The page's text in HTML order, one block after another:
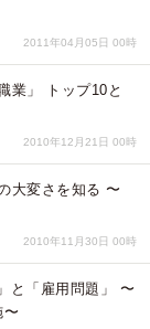
2011年04月05日 00時
業」 トップ10と
2010年12月21日 00時
大変さを知る 〜
2010年11月30日 00時
と「雇用問題」 〜
〜